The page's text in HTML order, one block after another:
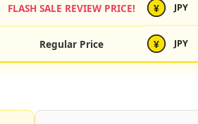
FLASH SALE REVIEW PRICE! ¥ JPY
Regular Price ¥ JPY